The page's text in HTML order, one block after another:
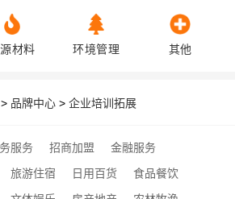
材料 环境管理 其他
> 品牌中心 > 企业培训拓展
服务 招商加盟
金融服务
旅游住宿 日用百货
食品餐饮